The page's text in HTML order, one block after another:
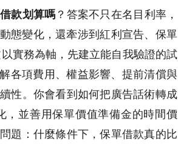
款划算嗎 ？答案不只在名目利率，
態變化，還牽涉到紅利宣告、保單
實務為軸，先建立能自我驗證的試
各項費用、權益影響、提前清償與
性。你會看到如何把廣告話術轉成
，並善用保單價值準備金的時間價
題：什麼條件下，保單借款真的比